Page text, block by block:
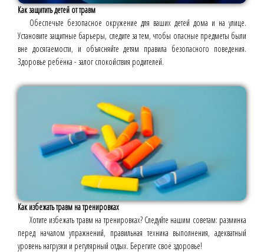
Как защитить детей от травм
Обеспечьте безопасное окружение для ваших детей дома и на улице.
Установите защитные барьеры, следите за тем, чтобы опасные предметы были
вне досягаемости, и объясняйте детям правила безопасного поведения.
Здоровье ребёнка - залог спокойствия родителей.
Как избежать травм на тренировках
Хотите избежать травм на тренировках? Следуйте нашим советам: разминка
перед началом упражнений, правильная техника выполнения, адекватный
уровень нагрузки и регулярный отдых. Берегите своё здоровье!